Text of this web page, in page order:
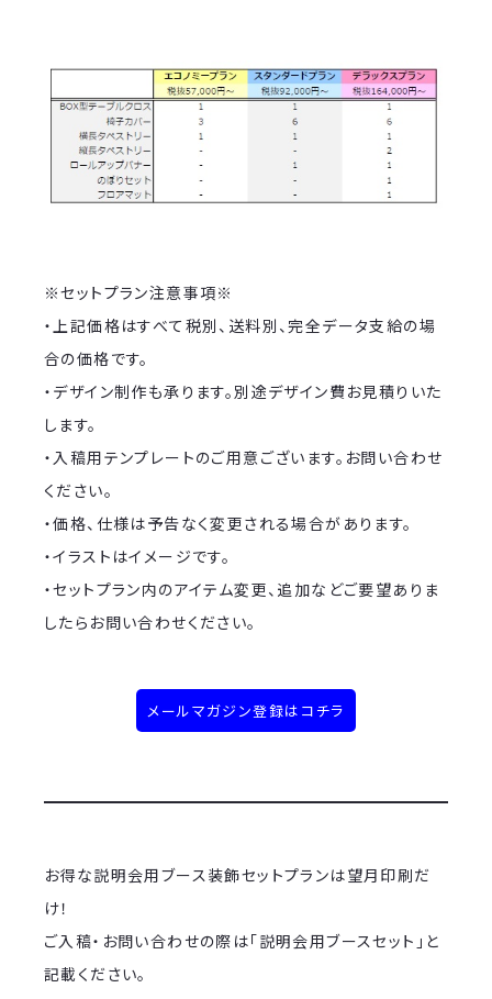
※セットプラン注意事項※
・上記価格はすべて税別、送料別、完全データ支給の場
合の価格です。
・デザイン制作も承ります。別途デザイン費お見積りいた
します。
・入稿用テンプレートのご用意ございます。お問い合わせ
ください。
・価格、仕様は予告なく変更される場合があります。
・イラストはイメージです。
・セットプラン内のアイテム変更、追加などご要望ありま
したらお問い合わせください。
メールマガジン登録はコチラ
お得な説明会用ブース装飾セットプランは望月印刷だ
け！
ご入稿・お問い合わせの際は「説明会用ブースセット」と
記載ください。